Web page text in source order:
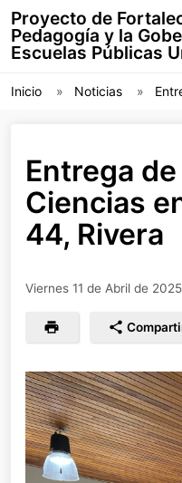
Proyecto de
Pedagogía y la
Escuelas Públicas
Inicio Noticias
Entrega
Ciencias
44, Rivera
Viernes 11 de Abril de 2025